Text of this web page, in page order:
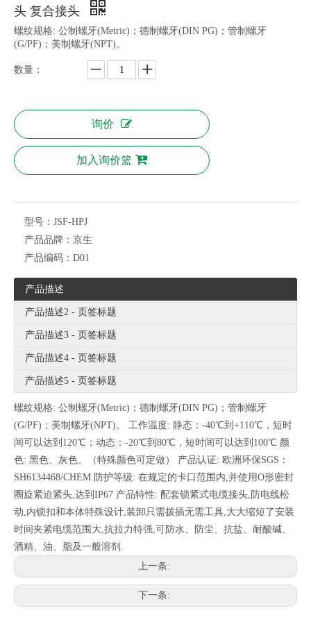
头 复合接头
螺纹规格: 公制螺牙(Metric)；德制螺牙(DIN PG)；管制螺牙
(G/PF)；美制螺牙(NPT)。
数量：
询价
加入询价篮
型号： JSF-HPJ
产品品牌： 京生
产品编码： D01
产品描述
产品描述2 - 页签标题
产品描述3 - 页签标题
产品描述4 - 页签标题
产品描述5 - 页签标题
螺纹规格: 公制螺牙(Metric)；德制螺牙(DIN PG)；管制螺牙
(G/PF)；美制螺牙(NPT)。 工作温度: 静态：-40℃到+110℃，短时
间可以达到120℃；动态：-20℃到80℃，短时间可以达到100℃ 颜
色: 黑色、灰色、（特殊颜色可定做） 产品认证: 欧洲环保SGS：
SH6134468/CHEM 防护等级: 在规定的卡口范围内,并使用O形密封
圈旋紧迫紧头,达到IP67 产品特性: 配套锁紧式电缆接头,防电线松
动,内锁扣和本体特殊设计,装卸只需拨插无需工具,大大缩短了安装
时间夹紧电缆范围大,抗拉力特强,可防水、防尘、抗盐、耐酸碱、
酒精、油、脂及一般溶剂.
上一条:
下一条: